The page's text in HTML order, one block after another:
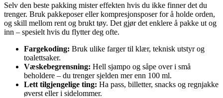
Selv den beste pakking mister effekten hvis du ikke finner det du
trenger. Bruk pakkeposer eller kompresjonsposer for å holde orden,
og skill mellom rent og brukt tøy. Det gjør det enklere å pakke ut og
inn – spesielt hvis du flytter deg ofte.
Fargekoding: Bruk ulike farger til klær, teknisk utstyr og
toalettsaker.
Væskebegrensning: Hell sjampo og såpe over i små
beholdere – du trenger sjelden mer enn 100 ml.
Lett tilgjengelige ting: Ha pass, billetter, snacks og regnjakke
øverst eller i sidelommer.